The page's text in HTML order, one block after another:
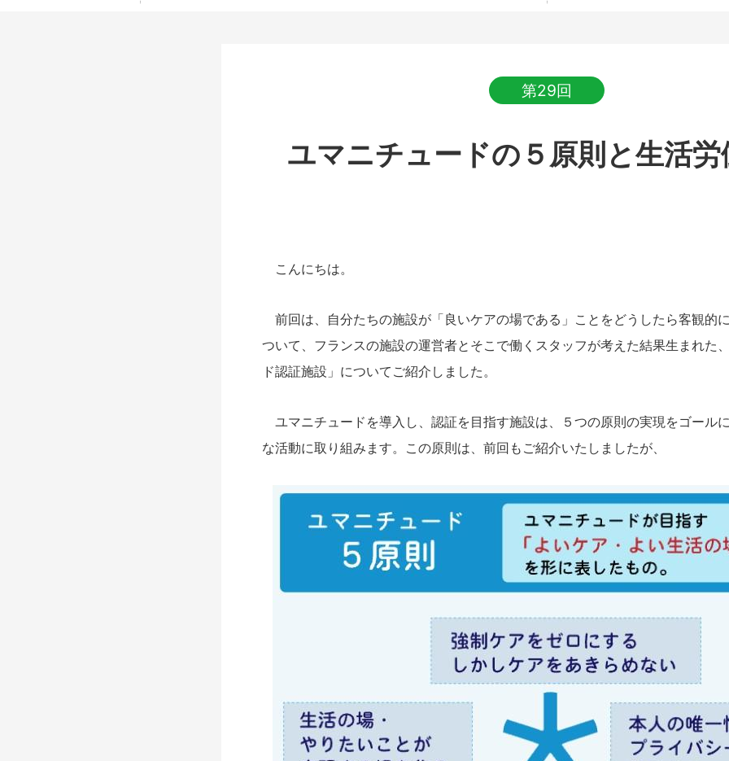
第29回
ユマニチュードの５原則と生活労
こんにちは。
前回は、自分たちの施設が「良いケアの場である」ことをどうしたら客観的
ついて、フランスの施設の運営者とそこで働くスタッフが考えた結果生まれた
ド認証施設」についてご紹介しました。
ユマニチュードを導入し、認証を目指す施設は、５つの原則の実現をゴール
な活動に取り組みます。この原則は、前回もご紹介いたしましたが、